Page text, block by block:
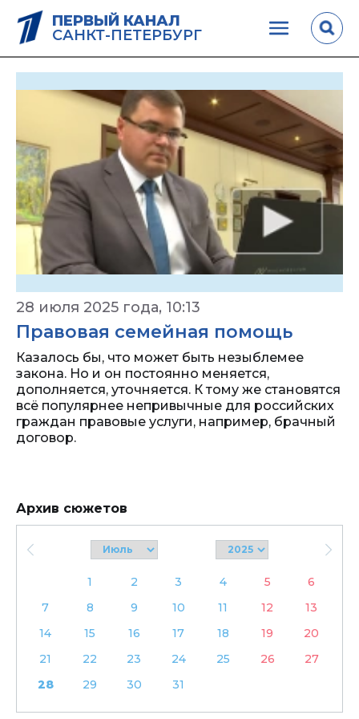
ПЕРВЫЙ КАНАЛ
САНКТ-ПЕТЕРБУРГ
28 июля 2025 года, 10:13
Правовая семейная помощь
Казалось бы, что может быть незыблемее
закона. Но и он постоянно меняется,
дополняется, уточняется. К тому же становятся
всё популярнее непривычные для российских
граждан правовые услуги, например, брачный
договор.
Архив сюжетов
1 2 3 4 5
6
7
8 9 10 11 12
13
14
15 16 17 18 19
20
21
22 23 24 25 26
27
28
29 30 31